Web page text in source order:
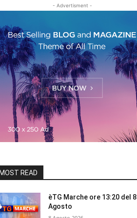
- Advertisment -
READ
èTG Marche ore 13:20 del 8
Agosto